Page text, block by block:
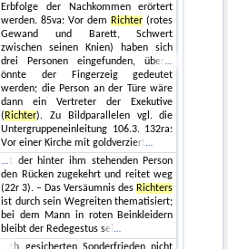
Erbfolge der Nachkommen erörtert
werden. 85va: Vor dem Richter (rotes
Gewand und Barett, Schwert
zwischen seinen Knien) haben sich
drei Personen eingefunden, über
önnte der Fingerzeig gedeutet
werden; die Person an der Türe wäre
dann ein Vertreter der Exekutive
( Richter). Zu Bildparallelen vgl. die
Untergruppeneinleitung 106.3. 132ra:
Vor einer Kirche mit goldverziert
t der hinter ihm stehenden Person
den Rücken zugekehrt und reitet weg
(22r 3). – Das Versäumnis des Richters
ist durch sein Wegreiten thematisiert;
bei dem Mann in roten Beinkleidern
bleibt der Redegestus sei